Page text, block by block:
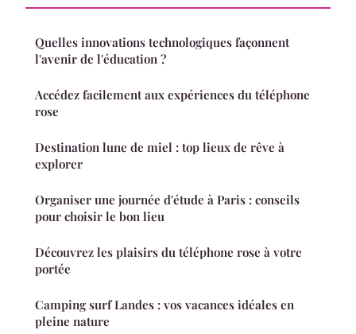
Quelles innovations technologiques façonnent
l'avenir de l'éducation ?
Accédez facilement aux expériences du téléphone
rose
Destination lune de miel : top lieux de rêve à
explorer
Organiser une journée d'étude à Paris : conseils
pour choisir le bon lieu
Découvrez les plaisirs du téléphone rose à votre
portée
Camping surf Landes : vos vacances idéales en
pleine nature